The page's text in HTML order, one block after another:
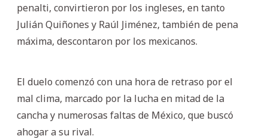
penalti, convirtieron por los ingleses, en tanto
Julián Quiñones y Raúl Jiménez, también de pena
máxima, descontaron por los mexicanos.
El duelo comenzó con una hora de retraso por el
mal clima, marcado por la lucha en mitad de la
cancha y numerosas faltas de México, que buscó
ahogar a su rival.